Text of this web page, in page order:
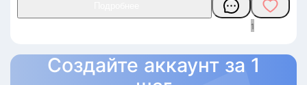
1
Создайте аккаунт за 1